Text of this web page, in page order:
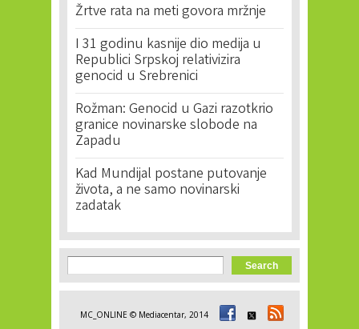
Žrtve rata na meti govora mržnje
I 31 godinu kasnije dio medija u
Republici Srpskoj relativizira
genocid u Srebrenici
Rožman: Genocid u Gazi razotkrio
granice novinarske slobode na
Zapadu
Kad Mundijal postane putovanje
života, a ne samo novinarski
zadatak
Search form
Search
MC_ONLINE © Mediacentar, 2014